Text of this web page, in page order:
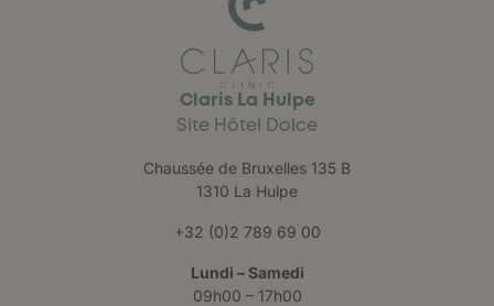
Claris La Hulpe
Site Hôtel Dolce
Chaussée de Bruxelles 135 B
1310 La Hulpe
+32 (0)2 789 69 00
Lundi – Samedi
09h00 – 17h00